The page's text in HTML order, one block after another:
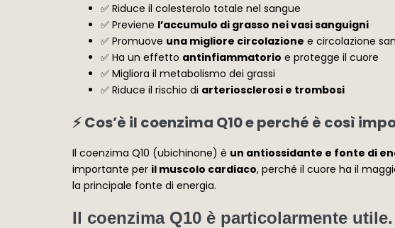
✅ Riduce il colesterolo totale nel sangue
✅ Previene l’accumulo di grasso nei vasi sanguigni
✅ Promuove una migliore circolazione e circolazione
✅ Ha un effetto antinfiammatorio e protegge il cuore
✅ Migliora il metabolismo dei grassi
✅ Riduce il rischio di arteriosclerosi e trombosi
⚡ Cos’è il coenzima Q10 e perché è così
Il coenzima Q10 (ubichinone) è un antiossidante e fonte di
importante per il muscolo cardiaco, perché il cuore ha il
la principale fonte di energia.
Il coenzima Q10 è particolarmente utile.